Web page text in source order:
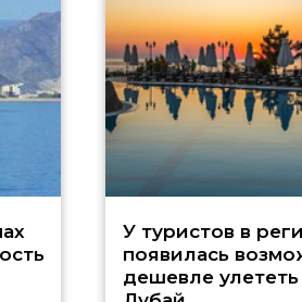
У туристов в
появилась
дешевле улететь